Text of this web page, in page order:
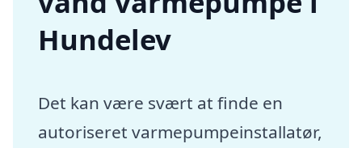
Hundelev
Det kan være svært at finde en
autoriseret varmepumpeinstallatør,